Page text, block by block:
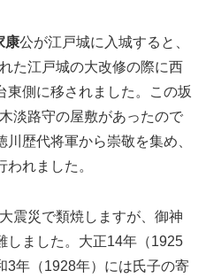
康公が江戸城に入城すると、
た江戸城の大改修の際に西
東側に移されました。この坂
淡路守の屋敷があったので
歴代将軍から崇敬を集め、
れました。
震災で類焼しますが、御神
しました。大正14年（1925
3年（1928年）には氏子の寄